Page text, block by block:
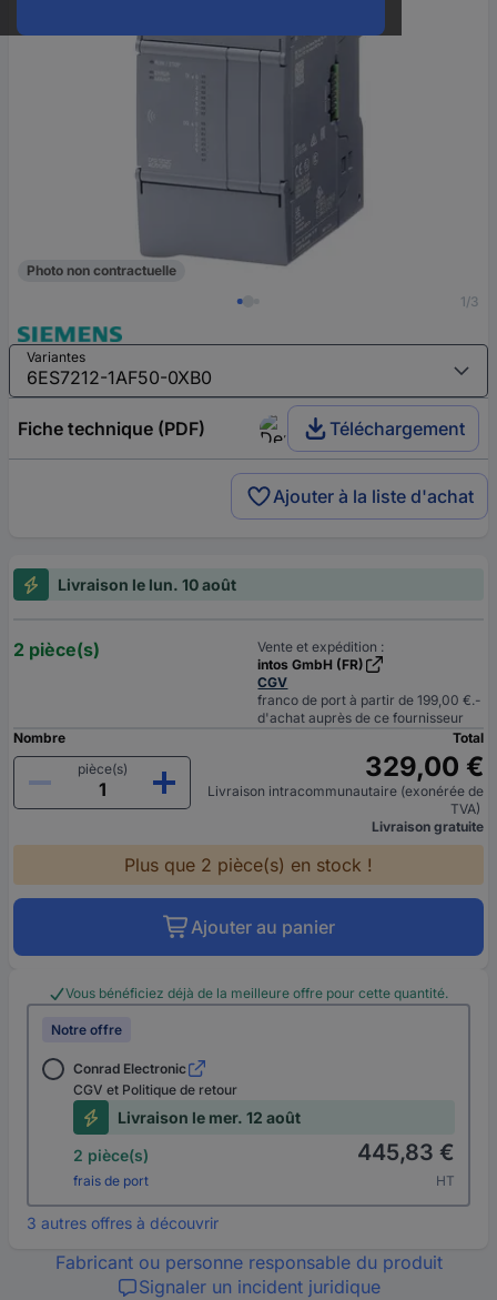
1/3
Photo non contractuelle
Variantes
Fiche technique (PDF) Téléchargement
Ajouter à la liste d'achat
Livraison le lun. 10 août
2 pièce(s)
Vente et expédition :
intos GmbH (FR)
CGV
franco de port à partir de 199,00 €.-
d'achat auprès de ce fournisseur
Nombre
pièce(s)
Total
329,00 €
Livraison intracommunautaire (exonérée de
TVA)
Livraison gratuite
Plus que 2 pièce(s) en stock !
Ajouter au panier
Vous bénéficiez déjà de la meilleure offre pour cette quantité.
Notre offre
Conrad Electronic
CGV et Politique de retour
Livraison le mer. 12 août
2 pièce(s)
frais de port
445,83 €
HT
3 autres offres à découvrir
Fabricant ou personne responsable du produit
Signaler un incident juridique